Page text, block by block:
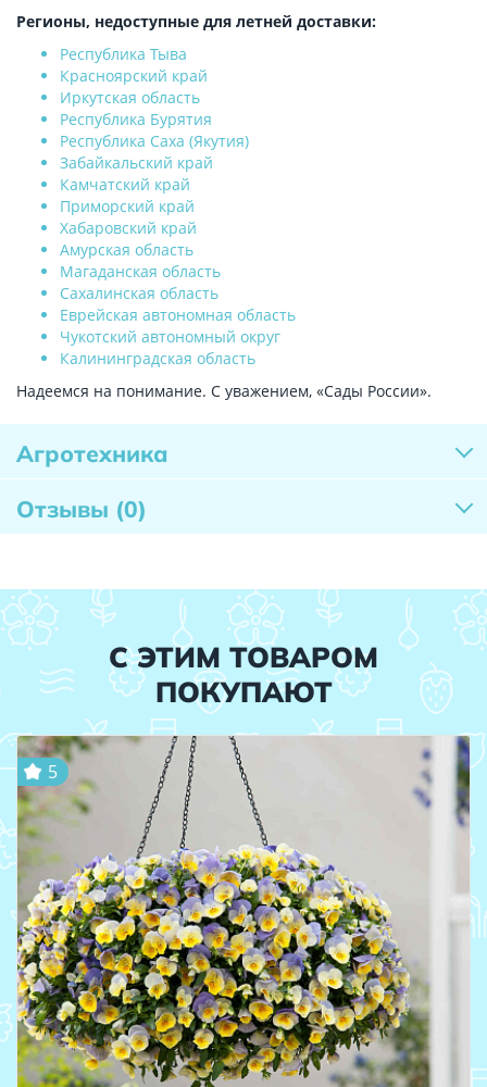
Регионы, недоступные для летней доставки:
Республика Тыва
Красноярский край
Иркутская область
Республика Бурятия
Республика Саха (Якутия)
Забайкальский край
Камчатский край
Приморский край
Хабаровский край
Амурская область
Магаданская область
Сахалинская область
Еврейская автономная область
Чукотский автономный округ
Калининградская область
Надеемся на понимание. С уважением, «Сады России».
Агротехника
Отзывы (0)
С ЭТИМ ТОВАРОМ
ПОКУПАЮТ
5